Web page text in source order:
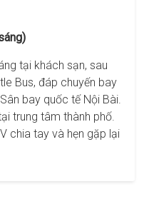
tại khách sạn, sau
Bus, đáp chuyến bay
bay quốc tế Nội Bài.
trung tâm thành phố.
chia tay và hẹn gặp lại